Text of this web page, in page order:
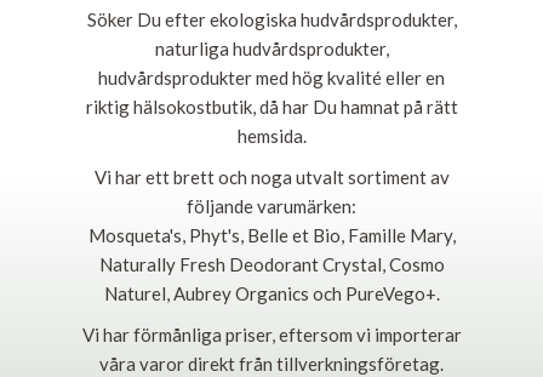
Söker Du efter ekologiska hudvårdsprodukter,
naturliga hudvårdsprodukter,
hudvårdsprodukter med hög kvalité eller en
riktig hälsokostbutik, då har Du hamnat på rätt
hemsida.
Vi har ett brett och noga utvalt sortiment av
följande varumärken:
Mosqueta's, Phyt's, Belle et Bio, Famille Mary,
Naturally Fresh Deodorant Crystal, Cosmo
Naturel, Aubrey Organics och PureVego+.
Vi har förmånliga priser, eftersom vi importerar
våra varor direkt från tillverkningsföretag.